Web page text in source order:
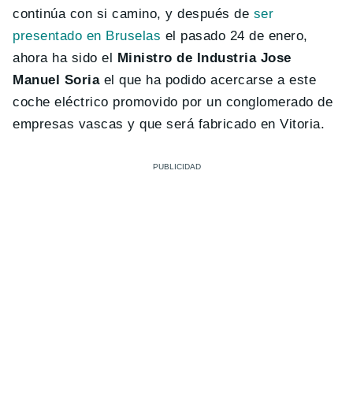
continúa con si camino, y después de ser
presentado en Bruselas el pasado 24 de enero,
ahora ha sido el Ministro de Industria Jose
Manuel Soriael que ha podido acercarse a este
coche eléctrico promovido por un conglomerado de
empresas vascas y que será fabricado en Vitoria.